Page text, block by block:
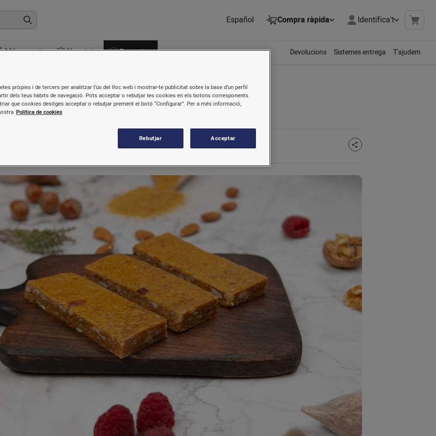
Español Compra ràpida Identifica't
Més venuts Novetats Receptes Devolucions Sistemes entrega T'ajudem
de fruita seca
pròpies i de tercers per analitzar l’ús del lloc web i mostrar-te publicitat sobre la base d’un perfil
dels teus hàbits de navegació. Pots acceptar o rebutjar les cookies en els botons corresponents.
que cookies desitges acceptar o rebutjar prement el botó “Configurar”. Per a més informació,
Política de cookies
Rebutjar Acceptar